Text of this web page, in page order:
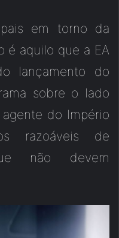
em torno da
é aquilo que a EA
lançamento do
sobre o lado
do Império
razoáveis de
não devem